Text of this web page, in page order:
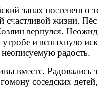
запах постепенно
жизни.
вернулся.
утробе и вспыхнуло
радость.
вместе. Радовались
гомону соседских